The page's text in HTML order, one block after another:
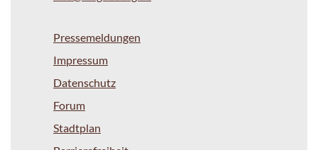
Pressemeldungen
Impressum
Datenschutz
Forum
Stadtplan